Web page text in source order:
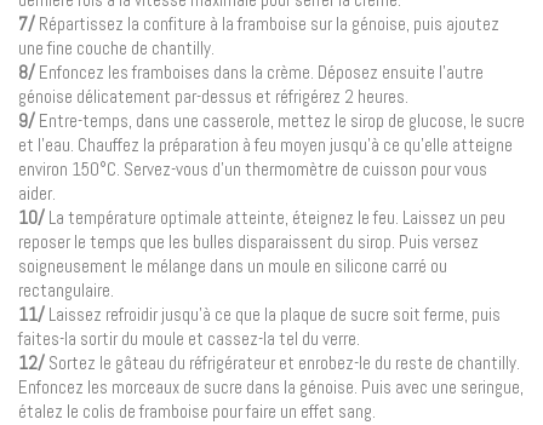
7/ Répartissez la confiture à la framboise sur la génoise, puis ajoutez
une fine couche de chantilly.
8/ Enfoncez les framboises dans la crème. Déposez ensuite l’autre
génoise délicatement par-dessus et réfrigérez 2 heures.
9/ Entre-temps, dans une casserole, mettez le sirop de glucose, le sucre
et l’eau. Chauffez la préparation à feu moyen jusqu’à ce qu’elle atteigne
environ 150°C. Servez-vous d’un thermomètre de cuisson pour vous
aider.
10/ La température optimale atteinte, éteignez le feu. Laissez un peu
reposer le temps que les bulles disparaissent du sirop. Puis versez
soigneusement le mélange dans un moule en silicone carré ou
rectangulaire.
11/ Laissez refroidir jusqu’à ce que la plaque de sucre soit ferme, puis
faites-la sortir du moule et cassez-la tel du verre.
12/ Sortez le gâteau du réfrigérateur et enrobez-le du reste de chantilly.
Enfoncez les morceaux de sucre dans la génoise. Puis avec une seringue,
étalez le colis de framboise pour faire un effet sang.